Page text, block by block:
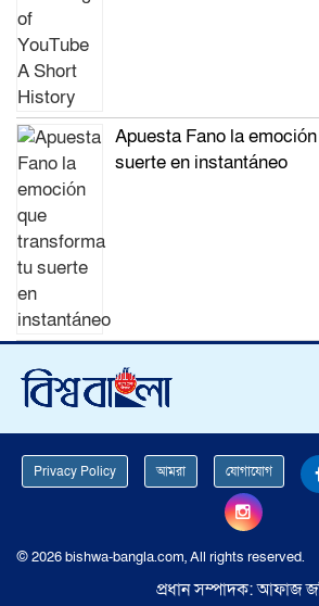
Apuesta Fano la
suerte en instantáneo
Privacy Policy আমরা যোগাযোগ
© 2026 bishwa-bangla.com, All rights reserved.
প্রধান সম্পাদক: আফাজ